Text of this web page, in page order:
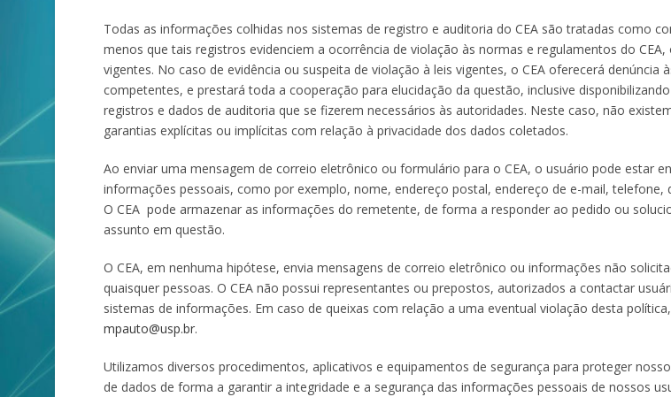
Todas as informações colhidas nos sistemas de registro e auditoria do CEA são tratadas como
menos que tais registros evidenciem a ocorrência de violação às normas e regulamentos do CEA,
vigentes. No caso de evidência ou suspeita de violação à leis vigentes, o CEA oferecerá denúncia
competentes, e prestará toda a cooperação para elucidação da questão, inclusive
registros e dados de auditoria que se fizerem necessários às autoridades. Neste caso, não
garantias explícitas ou implícitas com relação à privacidade dos dados coletados.
Ao enviar uma mensagem de correio eletrônico ou formulário para o CEA, o usuário pode estar
informações pessoais, como por exemplo, nome, endereço postal, endereço de e-mail, telefone,
O CEA pode armazenar as informações do remetente, de forma a responder ao pedido ou
assunto em questão.
O CEA, em nenhuma hipótese, envia mensagens de correio eletrônico ou informações não
quaisquer pessoas. O CEA não possui representantes ou prepostos, autorizados a contactar
sistemas de informações. Em caso de queixas com relação a uma eventual violação desta
mpauto@usp.br.
Utilizamos diversos procedimentos, aplicativos e equipamentos de segurança para proteger
de dados de forma a garantir a integridade e a segurança das informações pessoais de nossos